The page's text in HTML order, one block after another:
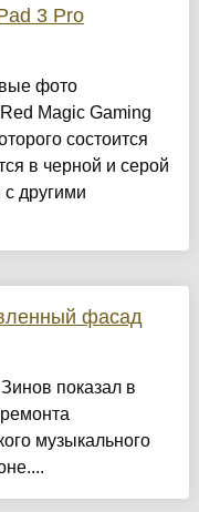
3 Pro
фото
Magic Gaming
состоится
в черной и серой
с другими
фасад
показал в
музыкального